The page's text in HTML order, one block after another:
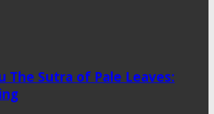
The Sutra of Pale Leaves: